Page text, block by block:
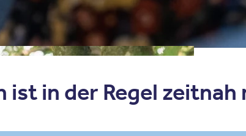
in der Regel zeitnah